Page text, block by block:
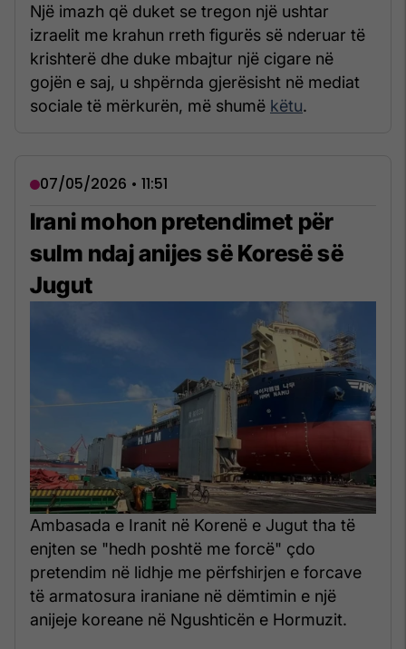
Një imazh që duket se tregon një ushtar
izraelit me krahun rreth figurës së nderuar të
krishterë dhe duke mbajtur një cigare në
gojën e saj, u shpërnda gjerësisht në mediat
sociale të mërkurën, më shumë këtu.
07/05/2026 • 11:51
Irani mohon pretendimet për
sulm ndaj anijes së Koresë së
Jugut
Ambasada e Iranit në Korenë e Jugut tha të
enjten se "hedh poshtë me forcë" çdo
pretendim në lidhje me përfshirjen e forcave
të armatosura iraniane në dëmtimin e një
anijeje koreane në Ngushticën e Hormuzit.